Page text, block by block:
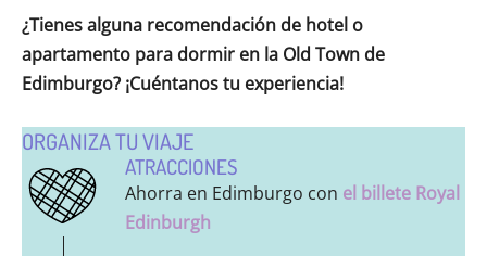
¿Tienes alguna recomendación de hotel o
apartamento para dormir en la Old Town de
Edimburgo? ¡Cuéntanos tu experiencia!
ORGANIZA TU VIAJE
ATRACCIONES
Ahorra en Edimburgo con el billete Royal
Edinburgh